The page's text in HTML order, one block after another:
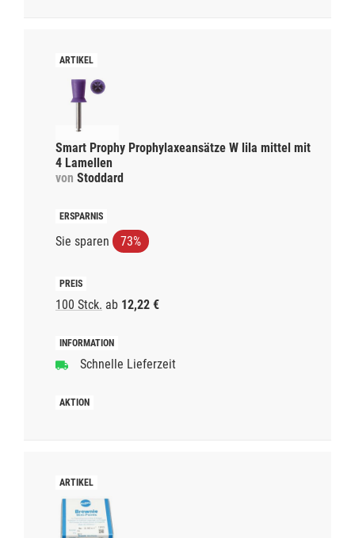
Smart Prophy Prophylaxeansätze W lila mittel mit
4 Lamellen
von Stoddard
Sie sparen 73%
100 Stck. ab 12,22 €
Schnelle Lieferzeit